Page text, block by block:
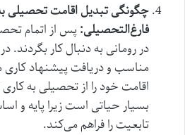
چگونگی تبدیل اقامت تحصیلی
فارغ‌التحصیلی:پس از اتمام
در رومانی به دنبال کار
مناسب و دریافت پیشنهاد
اقامت خود را از تحصیلی به
بسیار حیاتی است زیرا پایه و
تابعیت را فراهم می‌کند.